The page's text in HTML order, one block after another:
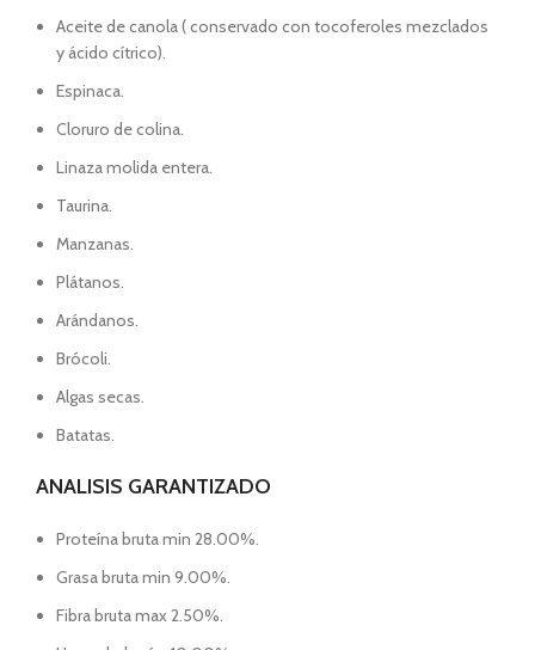
Aceite de canola ( conservado con tocoferoles mezclados
y ácido cítrico).
Espinaca.
Cloruro de colina.
Linaza molida entera.
Taurina.
Manzanas.
Plátanos.
Arándanos.
Brócoli.
Algas secas.
Batatas.
ANALISIS GARANTIZADO
Proteína bruta min 28.00%.
Grasa bruta min 9.00%.
Fibra bruta max 2.50%.